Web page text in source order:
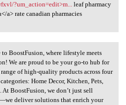
?um_action=edit>m...leaf pharmacy
a> rate canadian pharmacies
to BoostFusion, where
to BoostFusion, where lifestyle meets
We are proud to be your go-to hub for
range of high-quality products across four
Home Decor, Kitchen, Pets,
At BoostFusion, we don’t just sell
deliver solutions that enrich your